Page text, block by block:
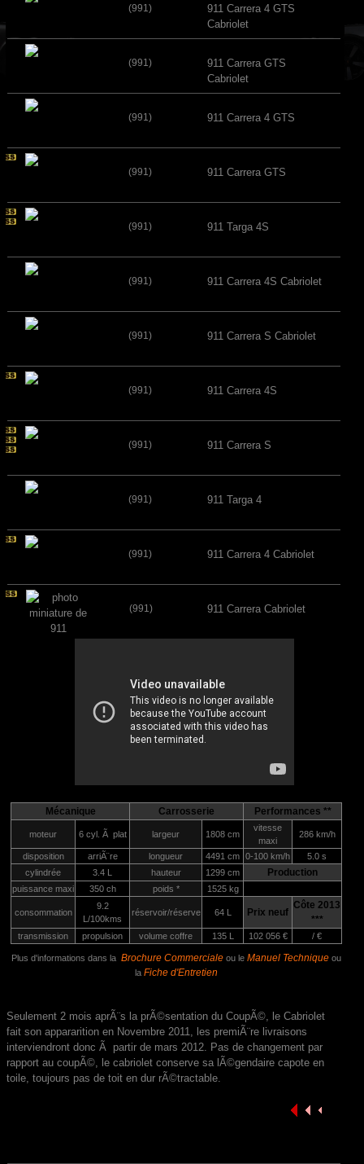
(991)
911 Carrera 4 GTS
Cabriolet
(991)
911 Carrera GTS
Cabriolet
(991) 911 Carrera 4 GTS
(991) 911 Carrera GTS
(991) 911 Targa 4S
(991) 911 Carrera 4S Cabriolet
(991) 911 Carrera S Cabriolet
(991) 911 Carrera 4S
(991) 911 Carrera S
(991) 911 Targa 4
(991) 911 Carrera 4 Cabriolet
(991) 911 Carrera Cabriolet
Mécanique Carrosserie Performances **
moteur 6 cyl. Ã plat largeur 1808 cm
vitesse
maxi
286 km/h
disposition arriÃ¨re longueur 4491 cm 0-100 km/h
5.0 s
cylindrée
3.4 L hauteur 1299 cm Production
puissance maxi 350 ch poids * 1525 kg
consommation
9.2
L/100kms
réservoir/réserve 64 L Prix neuf
Côte 2013
***
transmission propulsion volume coffre 135 L 102 056 € / €
Plus d'informations dans laBrochure Commerciale ou leManuel Technique ou
laFiche d'Entretien
Seulement 2 mois aprÃ¨s la prÃ©sentation du CoupÃ©, le Cabriolet
fait son appararition en Novembre 2011, les premiÃ¨re livraisons
interviendront donc Ã partir de mars 2012. Pas de changement par
rapport au coupÃ©, le cabriolet conserve sa lÃ©gendaire capote en
toile, toujours pas de toit en dur rÃ©tractable.